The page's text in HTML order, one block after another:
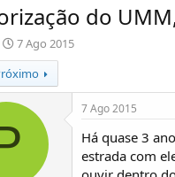
do
D
a
t
a
d
7 Ago 2015
7 Ago 2015
Há quase 3
estrada com